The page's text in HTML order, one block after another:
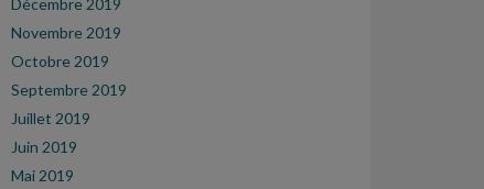
Décembre 2019
Novembre 2019
Octobre 2019
Septembre 2019
Juillet 2019
Juin 2019
Mai 2019